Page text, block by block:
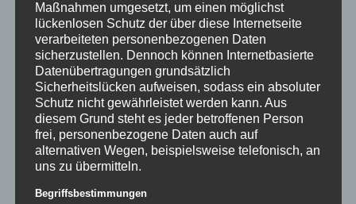
Projektionssegel BERLIN
zur Wunschliste
Maßnahmen umgesetzt, um einen möglichst
lückenlosen Schutz der über diese Internetseite
verarbeiteten personenbezogenen Daten
sicherzustellen. Dennoch können Internetbasierte
Datenübertragungen grundsätzlich
Sicherheitslücken aufweisen, sodass ein absoluter
Schutz nicht gewährleistet werden kann. Aus
diesem Grund steht es jeder betroffenen Person
frei, personenbezogene Daten auch auf
alternativen Wegen, beispielsweise telefonisch, an
uns zu übermitteln.
Begriffsbestimmungen